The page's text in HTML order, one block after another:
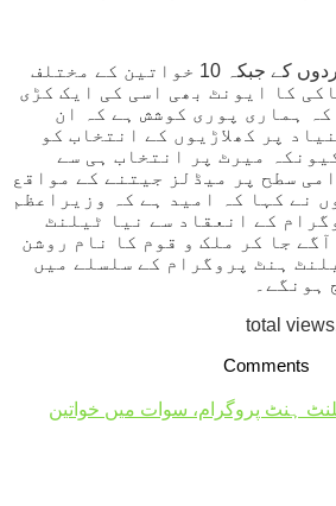
اس پروگرام میں بارہ مردوں کے جبکہ 10 خواتین کے مختلف
کا ایونٹ بھی اسی کی ایک کڑی
ہماری پوری کوشش ہے کہ ان
پر کھلاڑیوں کے انتخاب کو
میرٹ پر انتخاب ہی سے
سطح پر میڈلز جیتنے کے مواقع
نے کہا کہ امید ہے کہ وزیراعظم
کے انعقاد سے نیا ٹیلنٹ
جا کر ملک و قوم کا نام روشن
ہنٹ پروگرام کے سلسلے میں
ہونگے۔
Comments
ہنٹ پروگرام، سوات میں خواتین